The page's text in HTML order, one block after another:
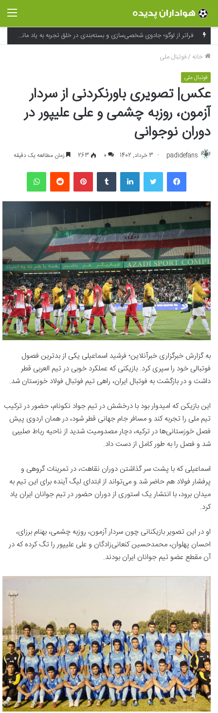
فراتر از لوگو؛ جادوی شخصی‌سازی و بسته‌بندی در خلق تجربه به یاد ماندنی برند
خانه /فوتبال ملی
فوتبال ملی
عکس| تصویری باورنکردنی از سردار
آزمون، روزبه چشمی و علی علیپور در
دوران نوجوانی
padidefans 3 خرداد, 1402 0
263 زمان مطالعه یک دقیقه
فیسبوک لینکداین پینتریست
به گزارش خبرگزاری خبرآنلاین؛ فرشید اسماعیلی یکی از بدترین فصول
فوتبالی خود را سپری کرد. بازیکنی که عملکرد خوبی در تیم العربی قطر
داشت و در بازگشت به فوتبال ایران، راهی تیم فوتبال فولاد خوزستان شد.
این بازیکن که امیدوار بود با درخشش در تیم جواد نکونام، حضور در ترکیب
تیم ملی را تجربه کند و مسافر جام جهانی قطر شود، در همان اردوی پیش
فصل خوزستانی‌ها در ترکیه، دچار مصدومیت شدید از ناحیه رباط صلیبی
شد و فصل را به طور کامل از دست داد.
اسماعیلی که با پشت سر گذاشتن دوران نقاهت، در تمرینات گروهی و
پرفشار فولاد هم حاضر شد و می‌تواند از ابتدای لیگ آینده برای این تیم به
میدان برود، با انتشار یک استوری از دوران حضور در تیم جوانان ایران یاد
کرد.
او در این تصویر بازیکنانی چون سردار آزمون، روزبه چشمی، بهنام برزای،
احسان پهلوان، محمدحسین کنعانی‌زادگان و علی علیپور را تگ کرده که در
آن مقطع عضو تیم جوانان ایران بودند.